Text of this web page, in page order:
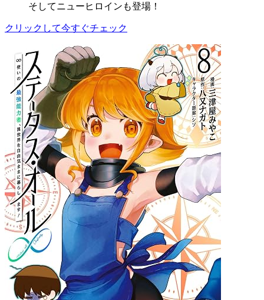
そしてニューヒロインも登場！
クリックして今すぐチェック